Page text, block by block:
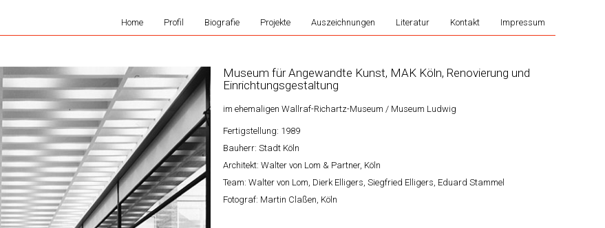
Home Profil Biografie Projekte Auszeichnungen Literatur Kontakt Impressum
Museum für Angewandte Kunst, MAK Köln, Renovierung und
Einrichtungsgestaltung
im ehemaligen Wallraf-Richartz-Museum / Museum Ludwig
Fertigstellung: 1989
Bauherr: Stadt Köln
Architekt: Walter von Lom & Partner, Köln
Team: Walter von Lom, Dierk Elligers, Siegfried Elligers, Eduard Stammel
Fotograf: Martin Claßen, Köln